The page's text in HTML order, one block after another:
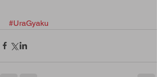
#UraGyaku